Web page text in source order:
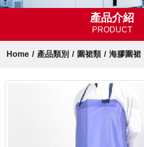
產品介紹
PRODUCT
Home / 產品類別 / 圍裙類 / 海膠圍裙